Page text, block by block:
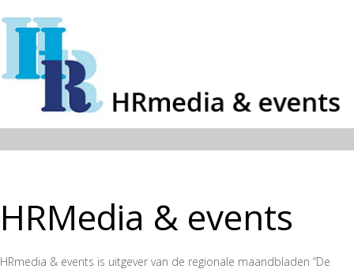
HRMedia & events
HRmedia & events is uitgever van de regionale maandbladen “De